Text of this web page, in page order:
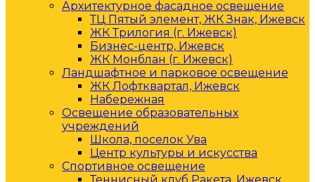
Архитектурное фасадное освещение
ТЦ Пятый элемент, ЖК Знак, Ижевск
ЖК Трилогия (г. Ижевск)
Бизнес-центр, Ижевск
ЖК Монблан (г. Ижевск)
Ландшафтное и парковое освещение
ЖК Лофтквартал, Ижевск
Набережная
Освещение образовательных
учреждений
Школа, поселок Ува
Центр культуры и искусства
Спортивное освещение